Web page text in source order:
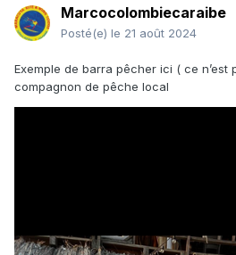
Marcocolombiecaraibe
Posté(e) le 21 août 2024
Exemple de barra pêcher ici ( ce n’est
compagnon de pêche local